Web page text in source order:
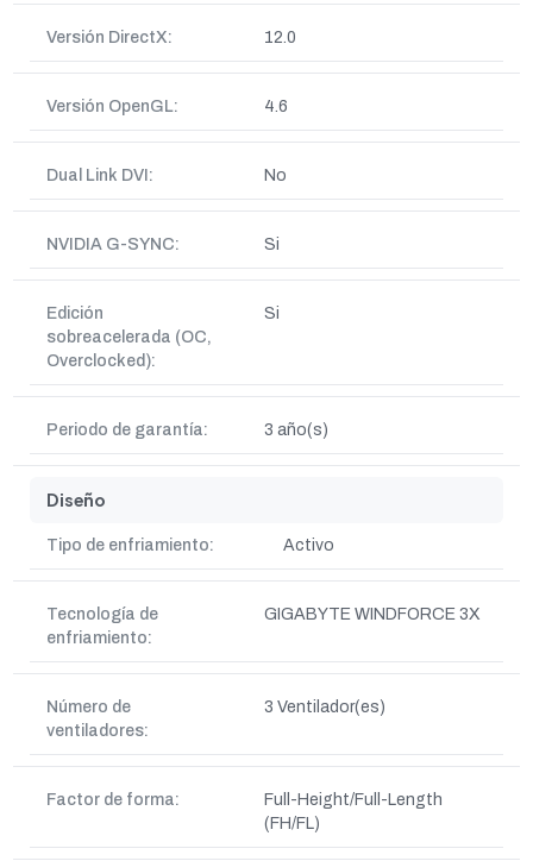
Versión DirectX: 12.0
Versión OpenGL: 4.6
Dual Link DVI: No
NVIDIA G-SYNC: Si
Edición
sobreacelerada (OC,
Overclocked):
Si
Periodo de garantía: 3 año(s)
Diseño
Tipo de enfriamiento: Activo
Tecnología de
enfriamiento:
GIGABYTE WINDFORCE 3X
Número de
ventiladores:
3 Ventilador(es)
Factor de forma:
Full-Height/Full-Length
(FH/FL)